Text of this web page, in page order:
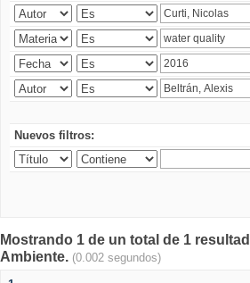
Nuevos filtros:
Mostrando 1 de un total de 1
Ambiente. (0.002 segundos)